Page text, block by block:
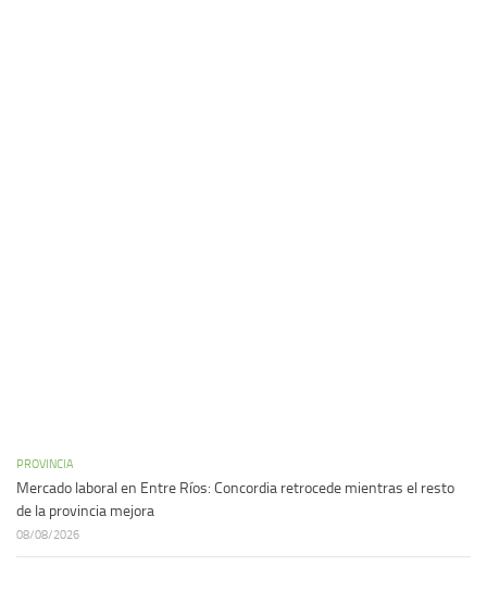
PROVINCIA
Mercado laboral en Entre Ríos: Concordia retrocede mientras el resto
de la provincia mejora
08/08/2026